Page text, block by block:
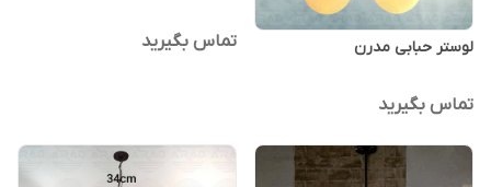
لوستر حبابی مدرن
تماس بگیرید
تماس بگیرید